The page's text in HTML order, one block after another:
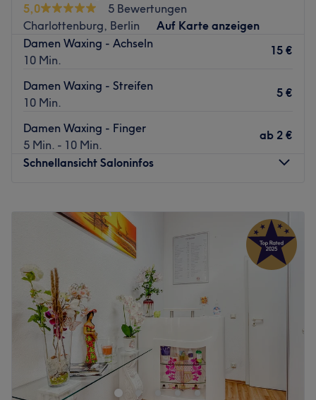
5,0
5 Bewertungen
Charlottenburg, Berlin
Auf Karte anzeigen
Damen Waxing - Achseln
10 Min.
15 €
Damen Waxing - Streifen
10 Min.
5 €
Damen Waxing - Finger
5 Min. - 10 Min.
ab 2 €
Schnellansicht Saloninfos
Dienstag
20:00
20:00
–20:00
Freitag
20:00
Samstag
Sonntag
Geschlossen
Im Bella Waxing, deinem Experten für sanfte
Haarentfernung in Berlin, dreht sich alles um samtweiche
Haut und dein persönliches Wohlbefinden. Ob
gründliches Waxing für Damen und Herren oder ein